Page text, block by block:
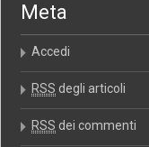
Meta
Accedi
RSS degli articoli
RSS dei commenti